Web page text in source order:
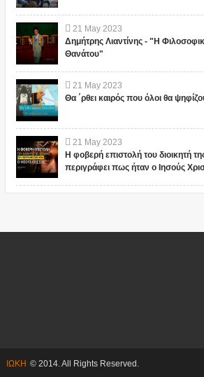
21 May 2023
Δημήτρης Λιαντίνης - "Η
Θανάτου"
21 May 2023
Θα ΄ρθει καιρός που όλοι θα
21 May 2023
Η φοβερή επιστολή του διοικητή
περιγράφει πως ήταν ο Ιησούς
ΙΩΚΗ © 2014. All Rights Reserved.